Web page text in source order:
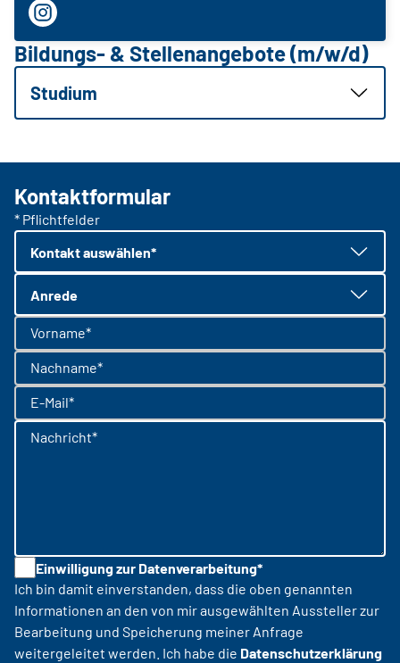
Bildungs- & Stellenangebote (m/w/d)
Studium
Kontaktformular
* Pflichtfelder
Kontakt auswählen*
Anrede
Vorname*
Nachname*
E-Mail*
Nachricht*
Einwilligung zur Datenverarbeitung*
Ich bin damit einverstanden, dass die oben genannten
Informationen an den von mir ausgewählten Aussteller zur
Bearbeitung und Speicherung meiner Anfrage
weitergeleitet werden. Ich habe die Datenschutzerklärung